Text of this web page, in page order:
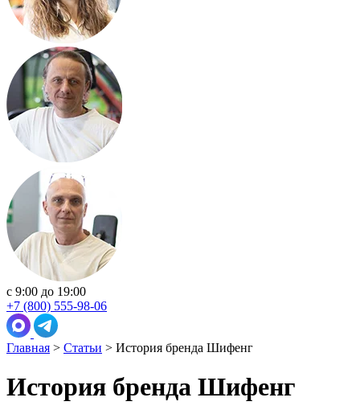
с 9:00 до 19:00
+7 (800) 555-98-06
Главная > Статьи > История бренда Шифенг
История бренда Шифенг